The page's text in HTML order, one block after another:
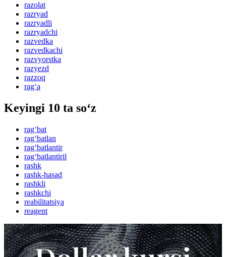
razolat
razryad
razryadli
razryadchi
razvedka
razvedkachi
razvyorstka
razyezd
razzoq
rag‘a
Keyingi 10 ta so‘z
rag‘bat
rag‘batlan
rag‘batlantir
rag‘batlantiril
rashk
rashk-hasad
rashkli
rashkchi
reabilitatsiya
reagent